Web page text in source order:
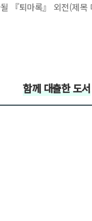
『퇴마록』 외전(제
함께 대출한 도서